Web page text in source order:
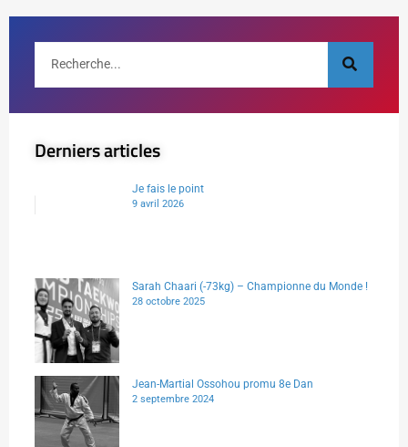
Derniers articles
Je fais le point
9 avril 2026
Sarah Chaari (-73kg) – Championne du Monde !
28 octobre 2025
Jean-Martial Ossohou promu 8e Dan
2 septembre 2024